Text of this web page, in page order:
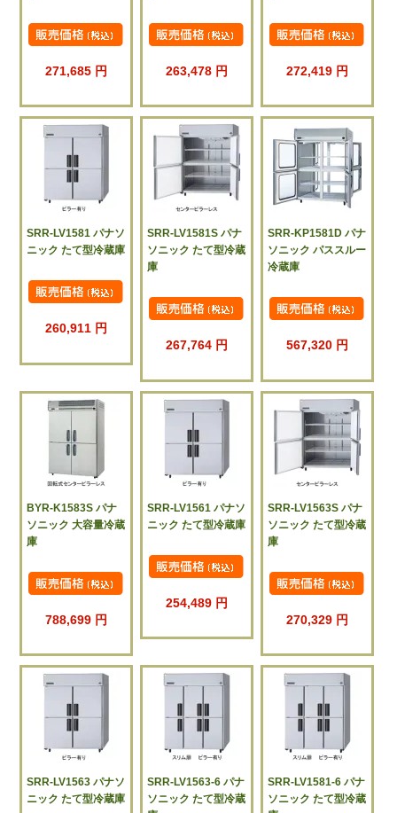
271,685 円 263,478 円 272,419 円
SRR-LV1581 パナソ
ニック たて型冷蔵庫
260,911 円
SRR-LV1581S パナ
ソニック たて型冷蔵
庫
267,764 円
SRR-KP1581D パナ
ソニック パススルー
冷蔵庫
567,320 円
BYR-K1583S パナ
ソニック 大容量冷蔵
庫
788,699 円
SRR-LV1561 パナソ
ニック たて型冷蔵庫
254,489 円
SRR-LV1563S パナ
ソニック たて型冷蔵
庫
270,329 円
SRR-LV1563 パナソ
ニック たて型冷蔵庫
SRR-LV1563-6 パナ
ソニック たて型冷蔵
SRR-LV1581-6 パナ
ソニック たて型冷蔵